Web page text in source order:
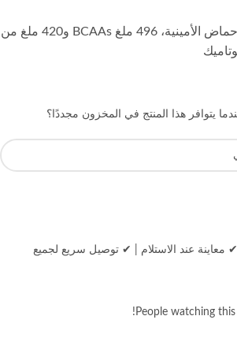
يحتوي على 2غم من الأحماض الأمينية، 496 ملغ BCAAs و420 ملغ من
يتوافر هذا المنتج في المخزون مجددًا؟
✔ معاينة عند الاستلام
✔ توصيل سريع لجميع
People watching